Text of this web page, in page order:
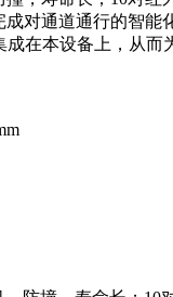
对通道通行的智
在本设备上，从而